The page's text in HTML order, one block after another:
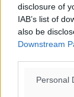
disclosure of
IAB’s list of
also be
Downstream
Personal
07.12.17, 17:17